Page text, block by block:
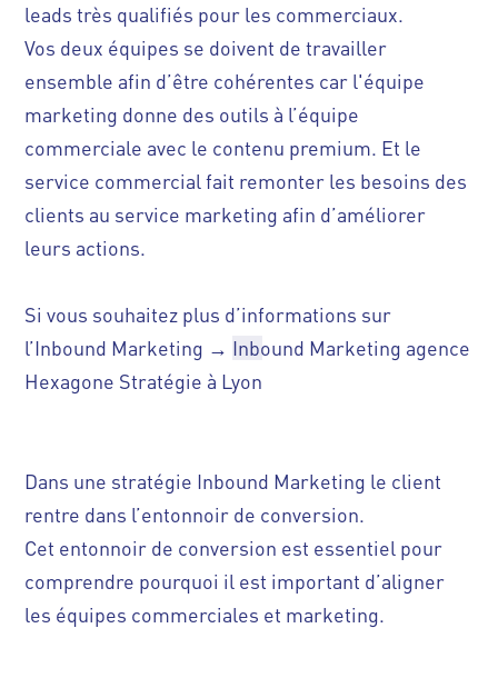
leads très qualifiés pour les commerciaux.
Vos deux équipes se doivent de travailler
ensemble afin d’être cohérentes car l'équipe
marketing donne des outils à l’équipe
commerciale avec le contenu premium. Et le
service commercial fait remonter les besoins des
clients au service marketing afin d’améliorer
leurs actions.
Si vous souhaitez plus d’informations sur
l’Inbound Marketing → Inbound Marketing agence
Hexagone Stratégie à Lyon
Dans une stratégie Inbound Marketing le client
rentre dans l’entonnoir de conversion.
Cet entonnoir de conversion est essentiel pour
comprendre pourquoi il est important d’aligner
les équipes commerciales et marketing.